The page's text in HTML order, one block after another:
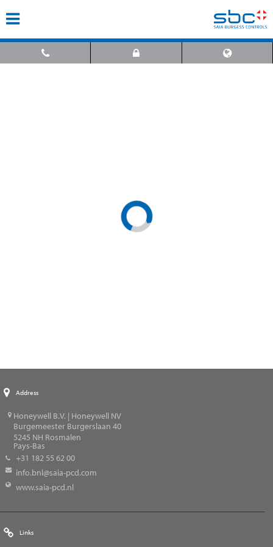
Address
Honeywell B.V. | Honeywell NV
Burgemeester Burgerslaan 40
5245 NH Rosmalen
Pays-Bas
+31 182 55 62 00
info.bnl@saia-pcd.com
www.saia-pcd.nl
Links